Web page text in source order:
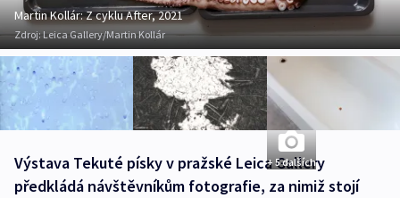
Martin Kollár: Z cyklu After, 2021
Zdroj:Leica Gallery/Martin Kollár
+ 5 dalších
Výstava Tekuté písky v pražské Leica Gallery
předkládá návštěvníkům fotografie, za nimiž stojí